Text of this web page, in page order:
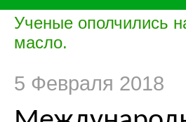
Ученые ополчились
масло.
5 Февраля 2018